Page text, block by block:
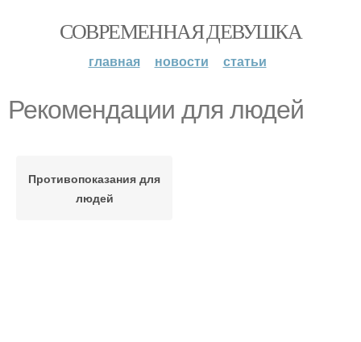
СОВРЕМЕННАЯ ДЕВУШКА
главная новости статьи
Рекомендации для людей
Противопоказания для
людей